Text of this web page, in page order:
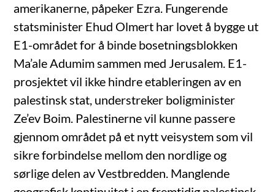
amerikanerne, påpeker Ezra. Fungerende
statsminister Ehud Olmert har lovet å bygge ut
E1-området for å binde bosetningsblokken
Ma’ale Adumim sammen med Jerusalem. E1-
prosjektet vil ikke hindre etableringen av en
palestinsk stat, understreker boligminister
Ze’ev Boim. Palestinerne vil kunne passere
gjennom området på et nytt veisystem som vil
sikre forbindelse mellom den nordlige og
sørlige delen av Vestbredden. Manglende